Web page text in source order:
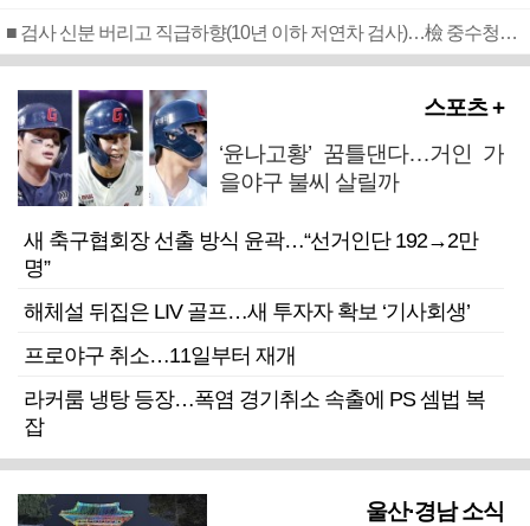
■ 검사 신분 버리고 직급하향(10년 이하 저연차 검사)…檢 중수청행 기피
스포츠 +
‘윤나고황’ 꿈틀댄다…거인 가
을야구 불씨 살릴까
새 축구협회장 선출 방식 윤곽…“선거인단 192→2만
명”
해체설 뒤집은 LIV 골프…새 투자자 확보 ‘기사회생’
프로야구 취소…11일부터 재개
라커룸 냉탕 등장…폭염 경기취소 속출에 PS 셈법 복
잡
울산·경남 소식